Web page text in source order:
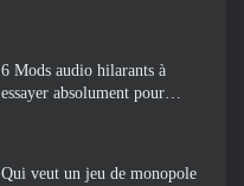
6 Mods audio hilarants à
essayer absolument pour
Qui veut un jeu de monopole